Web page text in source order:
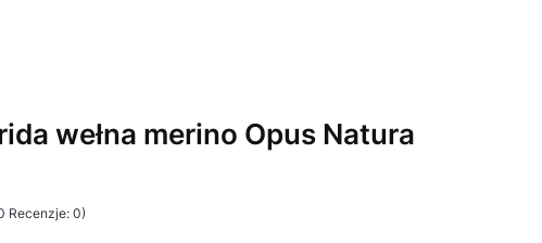
wełna merino Opus Natura
Recenzje: 0)